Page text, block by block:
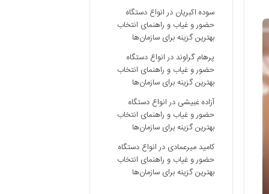
سوده اکبریان درانواع دستگاه
حضور و غیاب و راهنمای انتخاب
بهترین گزینه برای سازمان‌ها
پرهام گراونددرانواع دستگاه
حضور و غیاب و راهنمای انتخاب
بهترین گزینه برای سازمان‌ها
آزاده غبیشی درانواع دستگاه
حضور و غیاب و راهنمای انتخاب
بهترین گزینه برای سازمان‌ها
کامید میرعمادی درانواع دستگاه
حضور و غیاب و راهنمای انتخاب
بهترین گزینه برای سازمان‌ها